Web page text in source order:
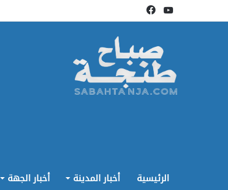
فيسبوكيوتيوب
الرئيسية أخبار المدينة أخبار الجهة